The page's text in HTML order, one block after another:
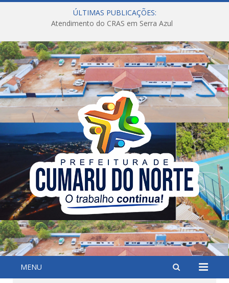
ÚLTIMAS PUBLICAÇÕES:
Atendimento do CRAS em Serra Azul
MENU